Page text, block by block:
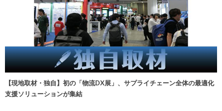
【現地取材・独自】初の「物流DX展」、サプライチェーン全体の最適化
支援ソリューションが集結